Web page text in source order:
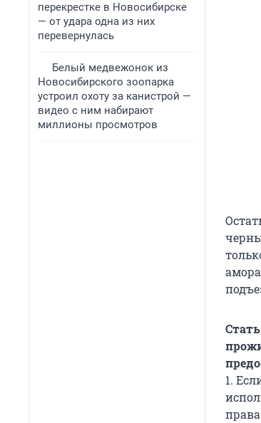
перекрестке в Новосибирске
— от удара одна из них
перевернулась
Белый медвежонок из
Новосибирского зоопарка
устроил охоту за канистрой —
видео с ним набирают
миллионы просмотров
1.